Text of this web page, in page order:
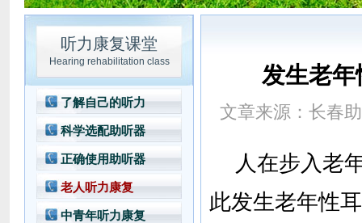
听力康复课堂
Hearing rehabilitation class
了解自己的听力
科学选配助听器
正确使用助听器
老人听力康复
中青年听力康复
发生老
文章来源： 长春
人在步入老
此发生老年性